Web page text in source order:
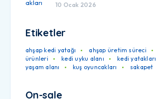
10 Ocak 2026
Etiketler
ahşap kedi yatağı ahşap üretim süreci
ürünleri
kedi uyku alanı kedi yatakları
yaşam alanı
kuş oyuncakları sakapet
On-sale